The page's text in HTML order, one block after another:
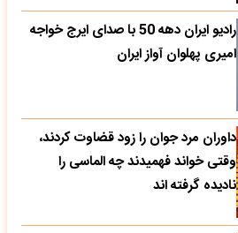
رادیو ایران دهه 50 با صدای ایرج خواجه
امیری پهلوان آواز ایران
داوران مرد جوان را زود قضاوت کردند،
وقتی خواند فهمیدند چه الماسی را
نادیده گرفته اند